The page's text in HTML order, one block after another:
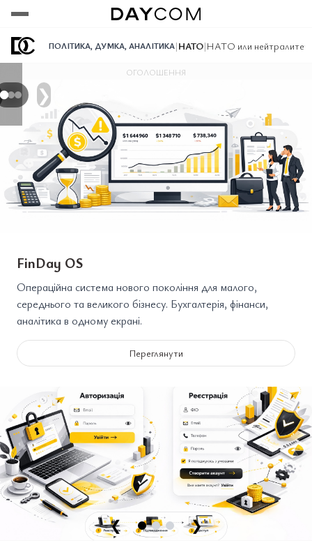
ПОЛІТИКА, ДУМКА, АНАЛІТИКА|НАТО|НАТО или нейтралитет
❯
ОГОЛОШЕННЯ
FinDay OS
Операційна система нового покоління для малого,
середнього та великого бізнесу. Бухгалтерія, фінанси,
аналітика в одному екрані.
Переглянути
❮ ❯